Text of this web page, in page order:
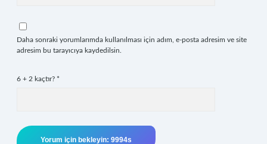
Daha sonraki yorumlarımda kullanılması için adım, e-posta adresim ve site
adresim bu tarayıcıya kaydedilsin.
6 + 2 kaçtır? *